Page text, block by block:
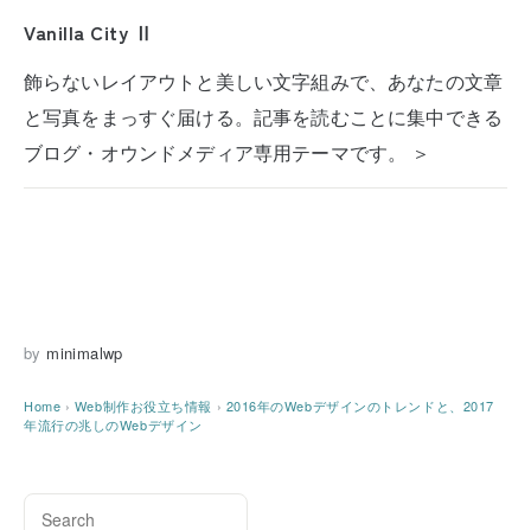
Vanilla City Ⅱ
飾らないレイアウトと美しい文字組みで、あなたの文章
と写真をまっすぐ届ける。記事を読むことに集中できる
ブログ・オウンドメディア専用テーマです。 ＞
by minimalwp
Home › Web制作お役立ち情報 › 2016年のWebデザインのトレンドと、2017
年流行の兆しのWebデザイン